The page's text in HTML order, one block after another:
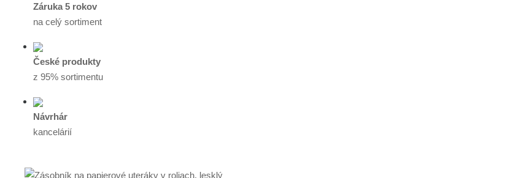
Záruka 5 rokov
na celý sortiment
České produkty
z 95% sortimentu
Návrhár
kancelárií